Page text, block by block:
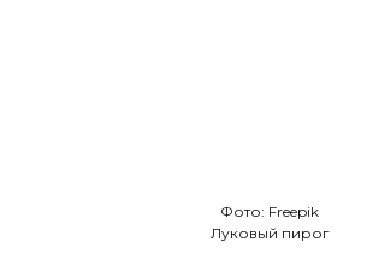
Фото: Freepik
Луковый пирог